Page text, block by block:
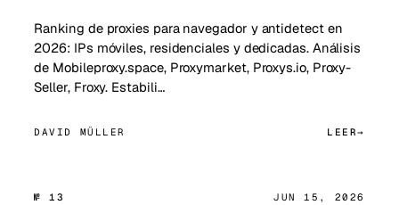
Ranking de proxies para navegador y antidetect en
2026: IPs móviles, residenciales y dedicadas. Análisis
de Mobileproxy.space, Proxymarket, Proxys.io, Proxy-
Seller, Froxy. Estabili…
DAVID MÜLLER LEER
№ 13 JUN 15, 2026